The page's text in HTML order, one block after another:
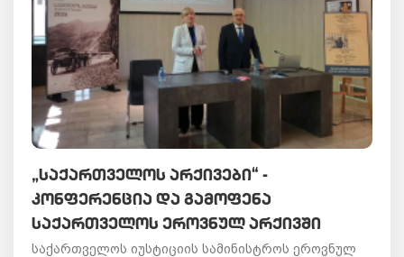
„ᲡᲐᲥᲐᲠᲗᲕᲔᲚᲝᲡ ᲐᲠᲥᲘᲕᲔᲑᲘ“ -
ᲙᲝᲜᲤᲔᲠᲔᲜᲪᲘᲐ ᲓᲐ ᲒᲐᲛᲝᲤᲔᲜᲐ
ᲡᲐᲥᲐᲠᲗᲕᲔᲚᲝᲡ ᲔᲠᲝᲕᲜᲣᲚ ᲐᲠᲥᲘᲕᲨᲘ
საქართველოს იუსტიციის სამინისტროს ეროვნულ